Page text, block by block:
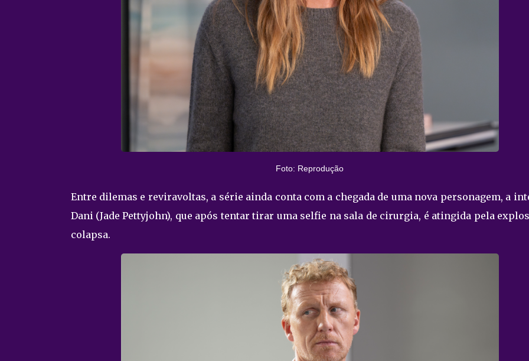
Foto: Reprodução
Entre dilemas e reviravoltas, a série ainda conta com a chegada de uma nova personagem, a
Dani (Jade Pettyjohn), que após tentar tirar uma selfie na sala de cirurgia, é atingida pela
colapsa.